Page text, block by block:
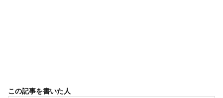
この記事を書いた人